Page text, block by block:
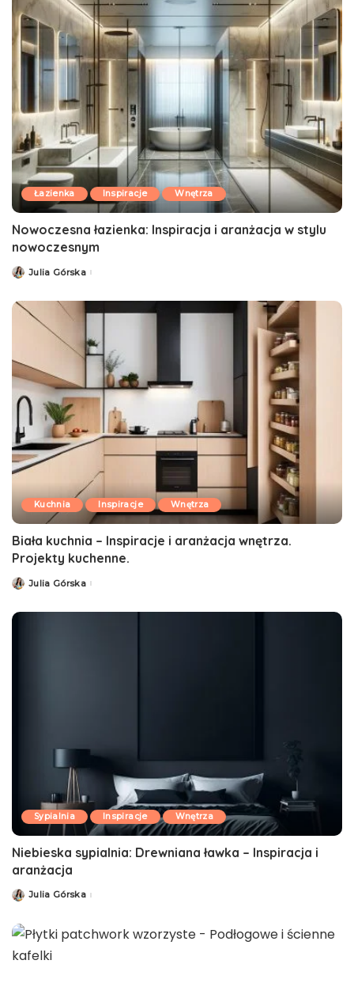
Łazienka Inspiracje Wnętrza
Nowoczesna łazienka: Inspiracja i aranżacja w stylu
nowoczesnym
Julia Górska
Kuchnia Inspiracje Wnętrza
Biała kuchnia – Inspiracje i aranżacja wnętrza.
Projekty kuchenne.
Julia Górska
Sypialnia Inspiracje Wnętrza
Niebieska sypialnia: Drewniana ławka – Inspiracja i
aranżacja
Julia Górska